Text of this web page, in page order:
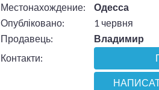
Местонахождение:
Одесса
Опубліковано:
1 червня
Продавець:
Владимир
Контакти: